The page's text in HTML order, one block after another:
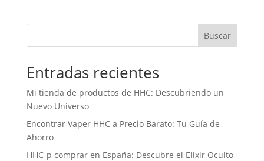
Buscar
Entradas recientes
Mi tienda de productos de HHC: Descubriendo un
Nuevo Universo
Encontrar Vaper HHC a Precio Barato: Tu Guía de
Ahorro
HHC-p comprar en España: Descubre el Elixir Oculto